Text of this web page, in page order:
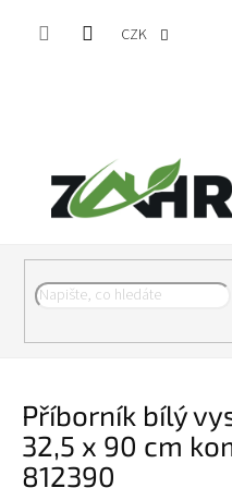
CZK
Příborník bílý
32,5 x 90 cm
812390